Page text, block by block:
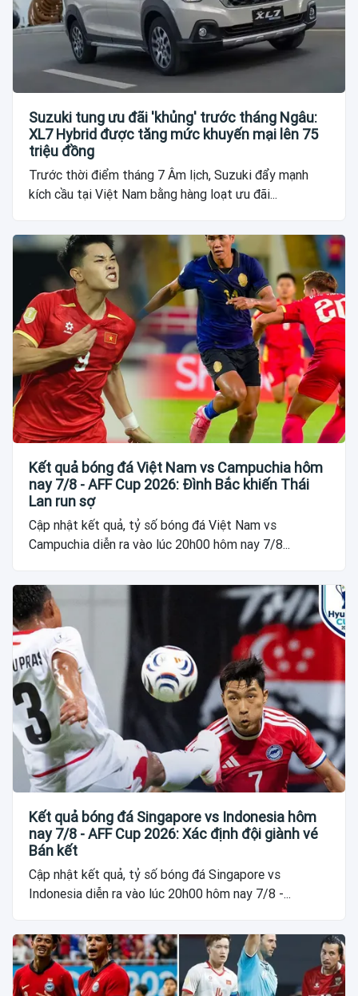
Suzuki tung ưu đãi 'khủng' trước tháng Ngâu:
XL7 Hybrid được tăng mức khuyến mại lên 75
triệu đồng
Trước thời điểm tháng 7 Âm lịch, Suzuki đẩy mạnh
kích cầu tại Việt Nam bằng hàng loạt ưu đãi...
Kết quả bóng đá Việt Nam vs Campuchia hôm
nay 7/8 - AFF Cup 2026: Đình Bắc khiến Thái
Lan run sợ
Cập nhật kết quả, tỷ số bóng đá Việt Nam vs
Campuchia diễn ra vào lúc 20h00 hôm nay 7/8...
Kết quả bóng đá Singapore vs Indonesia hôm
nay 7/8 - AFF Cup 2026: Xác định đội giành vé
Bán kết
Cập nhật kết quả, tỷ số bóng đá Singapore vs
Indonesia diễn ra vào lúc 20h00 hôm nay 7/8 -...